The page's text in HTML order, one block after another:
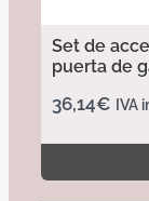
Set de
puerta de
36,14€ IVA